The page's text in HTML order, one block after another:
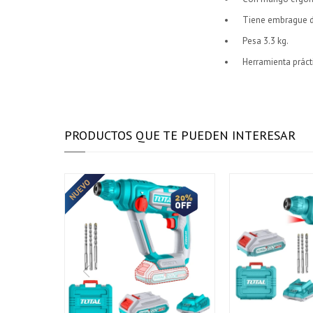
Tiene embrague
Pesa 3.3 kg.
Herramienta
PRODUCTOS QUE TE PUEDEN INTERESAR